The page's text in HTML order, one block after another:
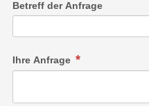
Betreff der Anfrage
Ihre Anfrage